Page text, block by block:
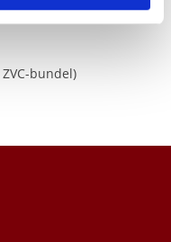
ZVC-bundel)